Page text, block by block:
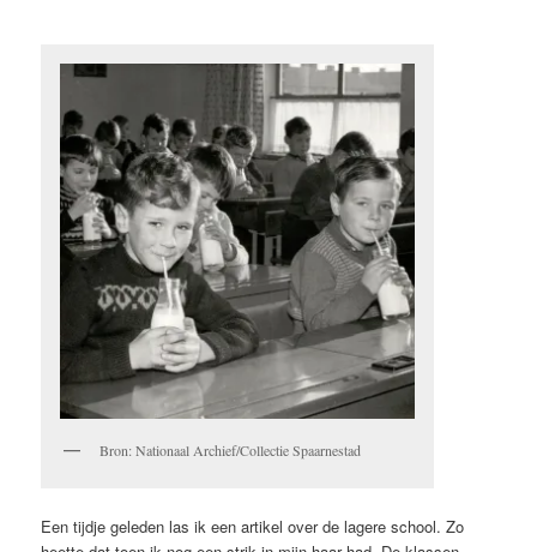
Bron: Nationaal Archief/Collectie Spaarnestad
Een tijdje geleden las ik een artikel over de lagere school. Zo